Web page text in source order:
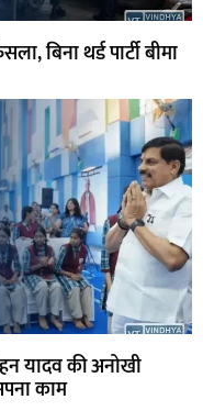
बिना थर्ड पार्टी बीमा
यादव की अनोखी
काम